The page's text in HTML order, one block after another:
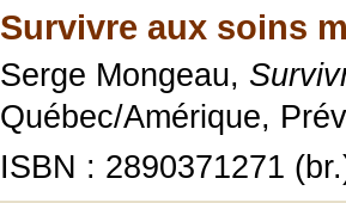
Survivre aux soins
Serge Mongeau,
Québec/Amérique,
ISBN : 2890371271